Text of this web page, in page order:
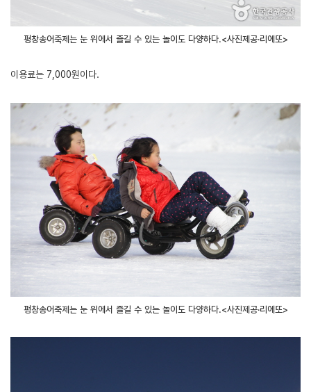
평창송어축제는 눈 위에서 즐길 수 있는 놀이도 다양하다.<사진제공·리에또>
이용료는 7,000원이다.
평창송어축제는 눈 위에서 즐길 수 있는 놀이도 다양하다.<사진제공·리에또>